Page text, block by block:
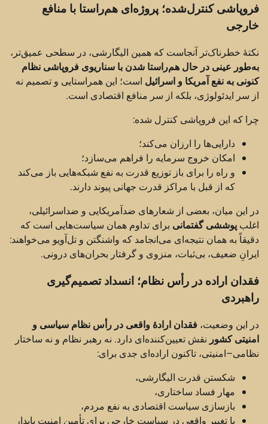
فروپاشی کنترل‌شده؛ پروژه‌ای هم‌راستا با منافع
خارجی
نکتهٔ خطرناک‌تر آنجاست که همین الیگارشی، در سطحی عمیق‌تر،
به‌طور عینی در حال هم‌راستا شدن با سناریوی فروپاشی نظام
کنونی به نفع آمریکا و اسرائیل است؛ این همراستایی و تصمیم نه
از سر ایدئولوژی، بلکه از سر منافع اقتصادی است.
چرا که این فروپاشی کنترل شده:
دارایی‌ها را ارزان می‌کند؛
امکان خروج سرمایه را فراهم می‌سازد؛
و راه را برای باز توزیع قدرت به نفع شبکه‌هایی باز می‌کند
که از قبل با مراکز قدرت جهانی پیوند دارند.
در این میان، بعضی از شعارهای ضدآمریکایی و ضداسرائیلی،
اغلب پوششی گفتمانی برای تداوم همان سیاست‌هایی است که
دقیقاً به همان نتیجه‌ای می‌انجامد که واشنگتن و تل‌آویو می‌خواهند:
ایرانِ ضعیف، بی‌ثبات، منزوی و گرفتار بحران‌های درونی.
فقدان اراده در رأس نظام؛ انسداد تصمیم‌گیری
راهبردی
در این وضعیت، فقدان ارادهٔ واقعی در رأس نظام سیاسی و
امنیتی کشور نقش تعیین‌کننده‌ای دارد. نه رهبر نظام و نه ساختار
نظامی–امنیتی، تاکنون اراده‌ای جدی برای:
شکستن قدرت الیگارشی،
مهار فساد ساختاری،
بازسازی سیاست اقتصادی به نفع مردم،
یا تغییر واقعی در سیاست خارجی برای تأمین امنیت پایدار